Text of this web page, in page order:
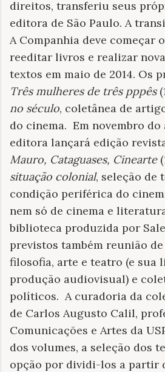
direitos, transferiu seus
editora de São Paulo. A
A Companhia deve começar
reeditar livros e realizar
textos em maio de 2014. Os
Três mulheres de três pppês
no século, coletânea de
do cinema. Em novembro do
editora lançará edição
Mauro, Cataguases, Cinearte
situação colonial, seleção de
condição periférica do
nem só de cinema e
biblioteca produzida por
previstos também reunião
filosofia, arte e teatro (e sua
produção audiovisual) e
políticos. A curadoria da
de Carlos Augusto Calil,
Comunicações e Artes da
dos volumes, a seleção dos
opção por dividi-los a partir